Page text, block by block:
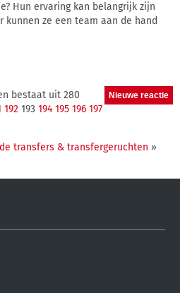
Hun ervaring kan belangrijk zijn
kunnen ze een team aan de hand
bestaat uit 280
192 193 194 195 196 197
transfers & transfergeruchten »